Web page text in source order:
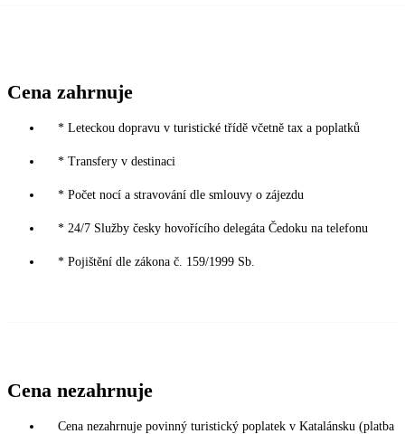
Cena zahrnuje
* Leteckou dopravu v turistické třídě včetně tax a poplatků
* Transfery v destinaci
* Počet nocí a stravování dle smlouvy o zájezdu
* 24/7 Služby česky hovořícího delegáta Čedoku na telefonu
* Pojištění dle zákona č. 159/1999 Sb.
Cena nezahrnuje
Cena nezahrnuje povinný turistický poplatek v Katalánsku (platba